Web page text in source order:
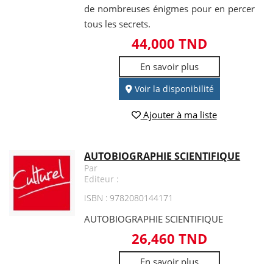
de nombreuses énigmes pour en percer
tous les secrets.
44,000 TND
En savoir plus
Voir la disponibilité
Ajouter à ma liste
AUTOBIOGRAPHIE SCIENTIFIQUE
Par
Editeur :
ISBN : 9782080144171
AUTOBIOGRAPHIE SCIENTIFIQUE
26,460 TND